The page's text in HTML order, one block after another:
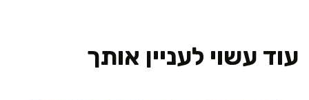
עוד עשוי לעניין אותך